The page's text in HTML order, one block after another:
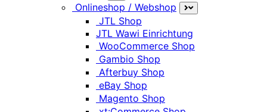
Onlineshop / Webshop
JTL Shop
JTL Wawi Einrichtung
WooCommerce Shop
Gambio Shop
Afterbuy Shop
eBay Shop
Magento Shop
Software
Entwicklung
Bei uns ist Ihr Projekt in guten Händen